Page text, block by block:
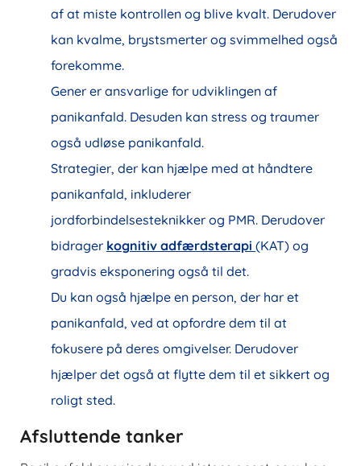
af at miste kontrollen og blive kvalt. Derudover
kan kvalme, brystsmerter og svimmelhed også
forekomme.
Gener er ansvarlige for udviklingen af ​​
panikanfald. Desuden kan stress og traumer
også udløse panikanfald.
Strategier, der kan hjælpe med at håndtere
panikanfald, inkluderer
jordforbindelsesteknikker og PMR. Derudover
bidrager kognitiv adfærdsterapi (KAT) og
gradvis eksponering også til det.
Du kan også hjælpe en person, der har et
panikanfald, ved at opfordre dem til at
fokusere på deres omgivelser. Derudover
hjælper det også at flytte dem til et sikkert og
roligt sted.
Afsluttende tanker